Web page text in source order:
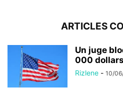
ARTICLES
Un juge
000
Rizlene - 10/